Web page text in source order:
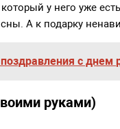
у него уже
А к подарку
с днем
руками)